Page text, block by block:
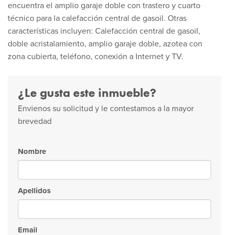
encuentra el amplio garaje doble con trastero y cuarto
técnico para la calefacción central de gasoil. Otras
características incluyen: Calefacción central de gasoil,
doble acristalamiento, amplio garaje doble, azotea con
zona cubierta, teléfono, conexión a Internet y TV.
¿Le gusta este inmueble?
Envienos su solicitud y le contestamos a la mayor
brevedad
Nombre
Apellidos
Email